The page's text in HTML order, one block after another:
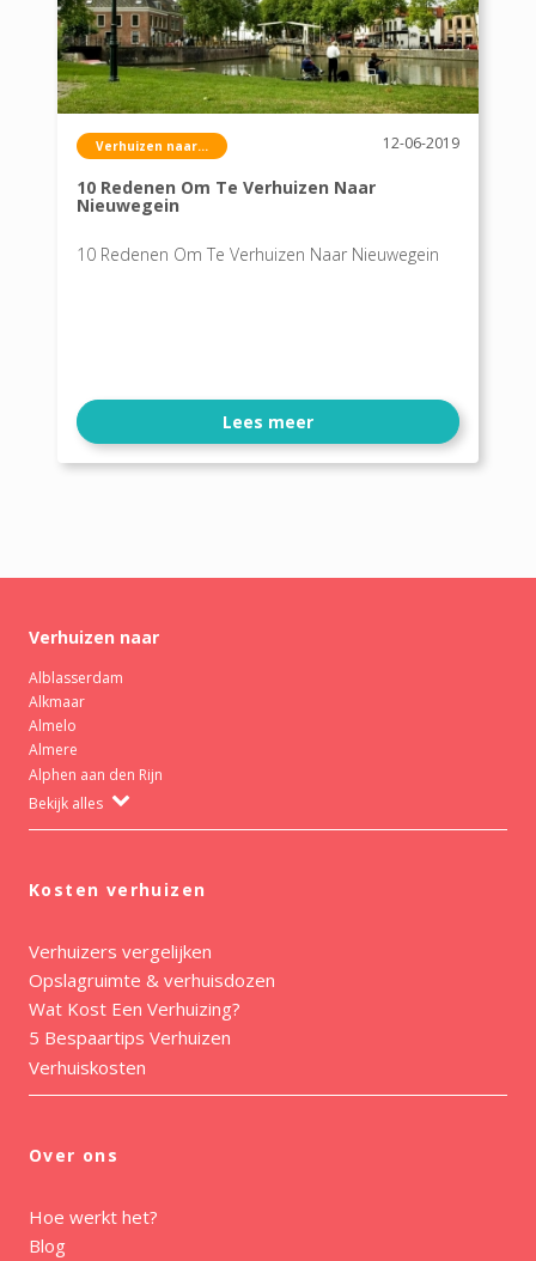
Verhuizen naar... 12-06-2019
10 Redenen Om Te Verhuizen Naar
Nieuwegein
10 Redenen Om Te Verhuizen Naar Nieuwegein
Lees meer
Verhuizen naar
Alblasserdam
Alkmaar
Almelo
Almere
Alphen aan den Rijn
Bekijk alles
Kosten verhuizen
Verhuizers vergelijken
Opslagruimte & verhuisdozen
Wat Kost Een Verhuizing?
5 Bespaartips Verhuizen
Verhuiskosten
Over ons
Hoe werkt het?
Blog